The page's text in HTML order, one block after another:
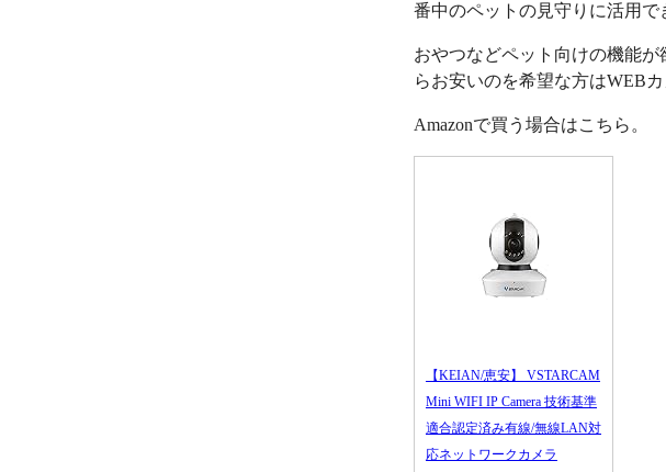
番中のペットの見守りに活用で
おやつなどペット向けの機能
らお安いのを希望な方はWEBカ
Amazonで買う場合はこちら。
【KEIAN/恵安】 VSTARCAM
Mini WIFI IP Camera 技術基準
適合認定済み有線/無線LAN対
応ネットワークカメラ